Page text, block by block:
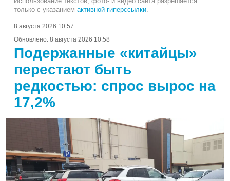
только с указанием активной гиперссылки.
8 августа 2026 10:57
Обновлено: 8 августа 2026 10:58
Подержанные «китайцы»
перестают быть
редкостью: спрос вырос на
17,2%